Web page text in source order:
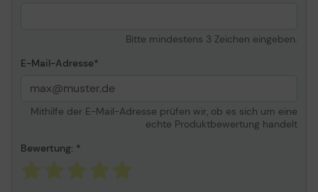
600 M602dn, 600
M602m, 600 M602n,
MFP, M4555f MFP,
M4555fskm MFP,
Bitte mindestens 3 Zeichen eingeben.
E-Mail-Adresse
Mithilfe der E-Mail-Adresse prüfen wir, ob es sich um eine
echte Produktbewertung handelt
Bewertung: